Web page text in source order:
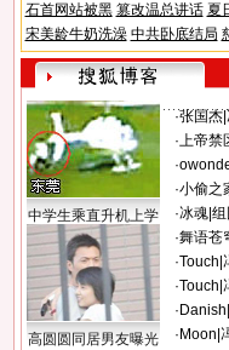
石首网站被黑 篡改温总讲话 夏
宋美龄牛奶洗澡 中共卧底结局
中学生乘直升机上学
高圆圆同居男友曝光
·张国杰|
·上帝禁
·
·小偷之
·冰魂|
·舞语苍
·Touch
·Touch
· Danish
· Moon